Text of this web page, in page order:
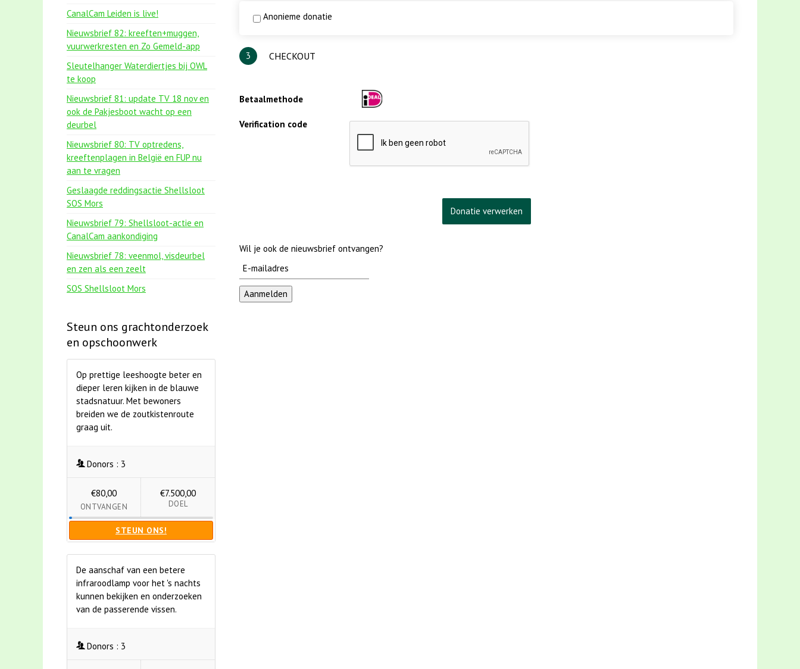
Anonieme donatie
3 CHECKOUT
Betaalmethode
Verification code
Wil je ook de nieuwsbrief ontvangen?
CanalCam Leiden is live!
Nieuwsbrief 82: kreeften+muggen,
vuurwerkresten en Zo Gemeld-app
Sleutelhanger Waterdiertjes bij OWL
te koop
Nieuwsbrief 81: update TV 18 nov en
ook de Pakjesboot wacht op een
deurbel
Nieuwsbrief 80: TV optredens,
kreeftenplagen in België en FUP nu
aan te vragen
Geslaagde reddingsactie Shellsloot
SOS Mors
Nieuwsbrief 79: Shellsloot-actie en
CanalCam aankondiging
Nieuwsbrief 78: veenmol, visdeurbel
en zen als een zeelt
SOS Shellsloot Mors
Steun ons grachtonderzoek
en opschoonwerk
Op prettige leeshoogte beter en
dieper leren kijken in de blauwe
stadsnatuur. Met bewoners
breiden we de zoutkistenroute
graag uit.
Donors : 3
€80,00
ONTVANGEN
€7.500,00
DOEL
STEUN ONS!
De aanschaf van een betere
infraroodlamp voor het 's nachts
kunnen bekijken en onderzoeken
van de passerende vissen.
Donors : 3